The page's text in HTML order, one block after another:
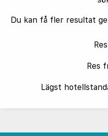
Du kan få fler resultat
Res
Lägst